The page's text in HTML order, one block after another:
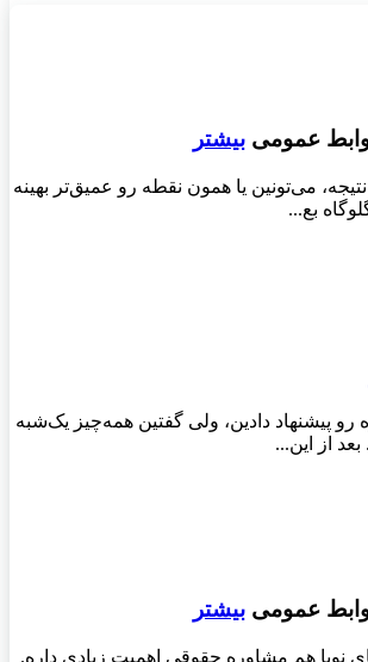
عمومی بیشتر
می‌تونین یا همون نقطه رو عمیق‌تر بهینه
بع...
۳۰ روزه رو پیشنهاد دادین، ولی گفتین همه‌چیز یک‌شبه
از این...
عمومی بیشتر
نوپا هم مشاوره حقوقی اهمیت زیادی داره.